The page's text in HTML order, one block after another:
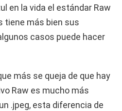
en la vida el estándar Raw
tiene más bien sus
casos puede hacer
más se queja de que hay
Raw es mucho más
.jpeg, esta diferencia de